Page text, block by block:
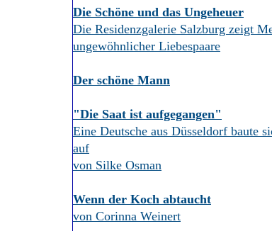
Die Schöne und das Ungeheuer
Die Residenzgalerie Salzburg zeigt
ungewöhnlicher Liebespaare
Der schöne Mann
"Die Saat ist aufgegangen"
Eine Deutsche aus Düsseldorf baute
auf
von Silke Osman
Wenn der Koch abtaucht
von Corinna Weinert